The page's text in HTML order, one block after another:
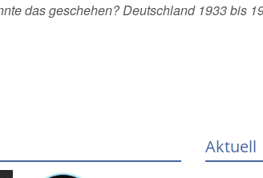
das geschehen? Deutschland 1933 bis
Aktuell